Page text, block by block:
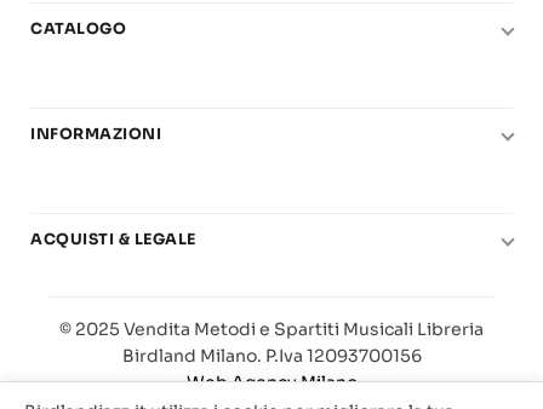
CATALOGO
Chitarra
Basi play-along
INFORMAZIONI
Carta del Docente
ACQUISTI & LEGALE
Condizioni di utilizzo
Privacy & Cookie
© 2025 Vendita Metodi e Spartiti Musicali Libreria
Birdland Milano. P.Iva 12093700156
Web Agency Milano